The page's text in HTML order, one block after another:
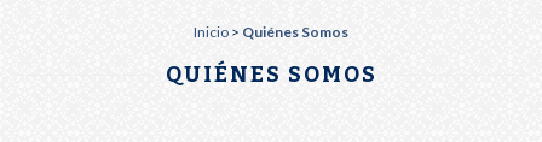
Inicio > Quiénes Somos
QUIÉNES SOMOS